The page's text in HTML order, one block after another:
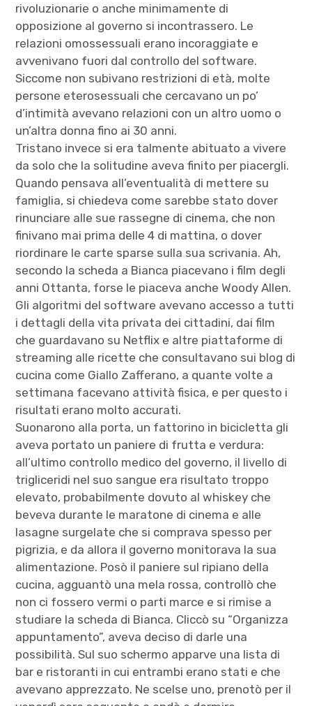
rivoluzionarie o anche minimamente di
opposizione al governo si incontrassero. Le
relazioni omossessuali erano incoraggiate e
avvenivano fuori dal controllo del software.
Siccome non subivano restrizioni di età, molte
persone eterosessuali che cercavano un po’
d’intimità avevano relazioni con un altro uomo o
un’altra donna fino ai 30 anni.
Tristano invece si era talmente abituato a vivere
da solo che la solitudine aveva finito per piacergli.
Quando pensava all’eventualità di mettere su
famiglia, si chiedeva come sarebbe stato dover
rinunciare alle sue rassegne di cinema, che non
finivano mai prima delle 4 di mattina, o dover
riordinare le carte sparse sulla sua scrivania. Ah,
secondo la scheda a Bianca piacevano i film degli
anni Ottanta, forse le piaceva anche Woody Allen.
Gli algoritmi del software avevano accesso a tutti
i dettagli della vita privata dei cittadini, dai film
che guardavano su Netflix e altre piattaforme di
streaming alle ricette che consultavano sui blog di
cucina come Giallo Zafferano, a quante volte a
settimana facevano attività fisica, e per questo i
risultati erano molto accurati.
Suonarono alla porta, un fattorino in bicicletta gli
aveva portato un paniere di frutta e verdura:
all’ultimo controllo medico del governo, il livello di
trigliceridi nel suo sangue era risultato troppo
elevato, probabilmente dovuto al whiskey che
beveva durante le maratone di cinema e alle
lasagne surgelate che si comprava spesso per
pigrizia, e da allora il governo monitorava la sua
alimentazione. Posò il paniere sul ripiano della
cucina, agguantò una mela rossa, controllò che
non ci fossero vermi o parti marce e si rimise a
studiare la scheda di Bianca. Cliccò su “Organizza
appuntamento”, aveva deciso di darle una
possibilità. Sul suo schermo apparve una lista di
bar e ristoranti in cui entrambi erano stati e che
avevano apprezzato. Ne scelse uno, prenotò per il